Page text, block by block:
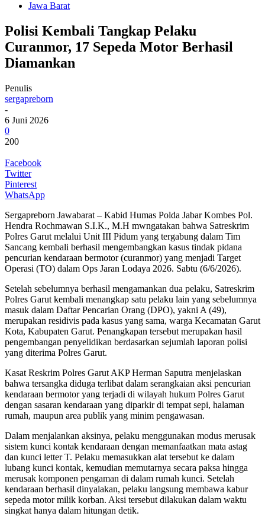
Jawa Barat
Polisi Kembali Tangkap Pelaku
Curanmor, 17 Sepeda Motor Berhasil
Diamankan
Penulis
sergapreborn
-
6 Juni 2026
0
200
Facebook
Twitter
Pinterest
WhatsApp
Sergapreborn Jawabarat – Kabid Humas Polda Jabar Kombes Pol.
Hendra Rochmawan S.I.K., M.H mwngatakan bahwa Satreskrim
Polres Garut melalui Unit III Pidum yang tergabung dalam Tim
Sancang kembali berhasil mengembangkan kasus tindak pidana
pencurian kendaraan bermotor (curanmor) yang menjadi Target
Operasi (TO) dalam Ops Jaran Lodaya 2026. Sabtu (6/6/2026).
Setelah sebelumnya berhasil mengamankan dua pelaku, Satreskrim
Polres Garut kembali menangkap satu pelaku lain yang sebelumnya
masuk dalam Daftar Pencarian Orang (DPO), yakni A (49),
merupakan residivis pada kasus yang sama, warga Kecamatan Garut
Kota, Kabupaten Garut. Penangkapan tersebut merupakan hasil
pengembangan penyelidikan berdasarkan sejumlah laporan polisi
yang diterima Polres Garut.
Kasat Reskrim Polres Garut AKP Herman Saputra menjelaskan
bahwa tersangka diduga terlibat dalam serangkaian aksi pencurian
kendaraan bermotor yang terjadi di wilayah hukum Polres Garut
dengan sasaran kendaraan yang diparkir di tempat sepi, halaman
rumah, maupun area publik yang minim pengawasan.
Dalam menjalankan aksinya, pelaku menggunakan modus merusak
sistem kunci kontak kendaraan dengan memanfaatkan mata astag
dan kunci letter T. Pelaku memasukkan alat tersebut ke dalam
lubang kunci kontak, kemudian memutarnya secara paksa hingga
merusak komponen pengaman di dalam rumah kunci. Setelah
kendaraan berhasil dinyalakan, pelaku langsung membawa kabur
sepeda motor milik korban. Aksi tersebut dilakukan dalam waktu
singkat hanya dalam hitungan detik.